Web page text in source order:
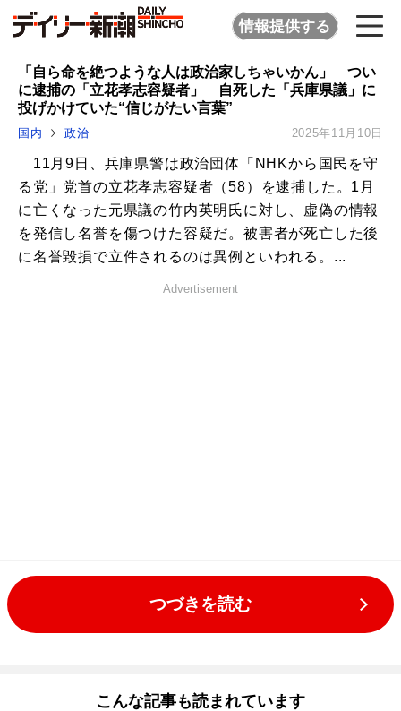
情報提供する
「自ら命を絶つような人は政治家しちゃいかん」 つい
に逮捕の「立花孝志容疑者」 自死した「兵庫県議」に
投げかけていた“信じがたい言葉”
国内 政治 2025年11月10日
11月9日、兵庫県警は政治団体「NHKから国民を守
る党」党首の立花孝志容疑者（58）を逮捕した。1月
に亡くなった元県議の竹内英明氏に対し、虚偽の情報
を発信し名誉を傷つけた容疑だ。被害者が死亡した後
に名誉毀損で立件されるのは異例といわれる。...
Advertisement
つづきを読む
こんな記事も読まれています